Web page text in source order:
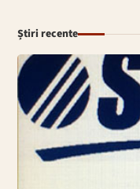
Știri recente